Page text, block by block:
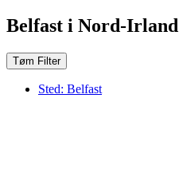
Belfast i Nord-Irland
Tøm Filter
Sted: Belfast